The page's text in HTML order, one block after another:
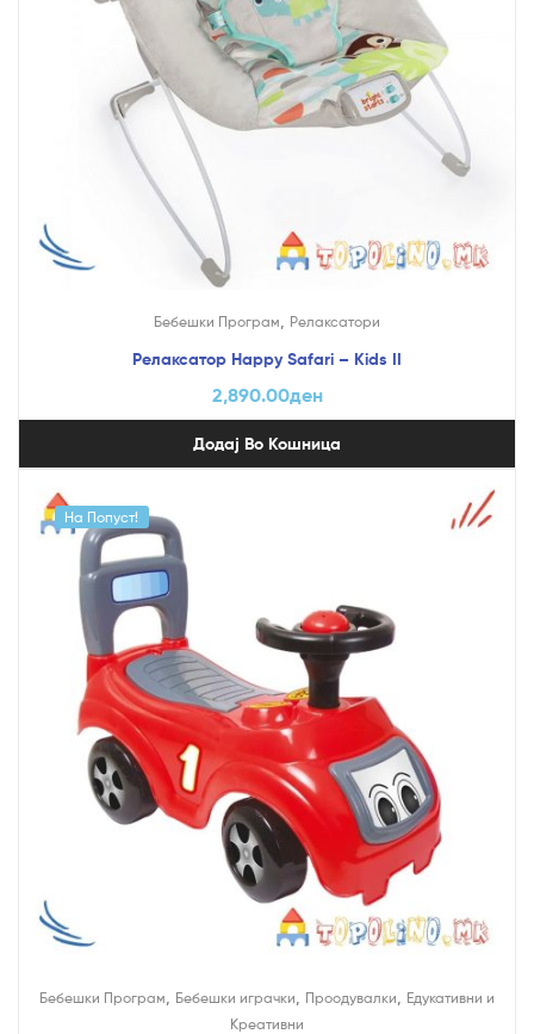
Бебешки Програм Релаксатори
Релаксатор Happy Safari – Kids II
2,890.00ден
Додај Во Кошница
На Попуст!
Бебешки Програм Бебешки играчки Проодувалки
Едукативни и
Креативни